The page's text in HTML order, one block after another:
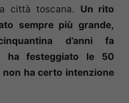
città toscana. Un rito
sempre più grande,
d’anni fa
ha festeggiato le 50
non ha certo intenzione